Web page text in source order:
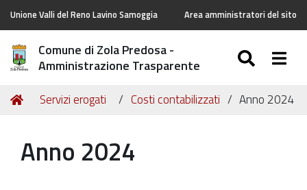
Unione Valli del Reno Lavino Samoggia Area amministratori del sito
Comune di Zola Predosa -
Amministrazione Trasparente
Tu
Home
Servizi erogati Costi contabilizzati Anno 2024
Anno 2024